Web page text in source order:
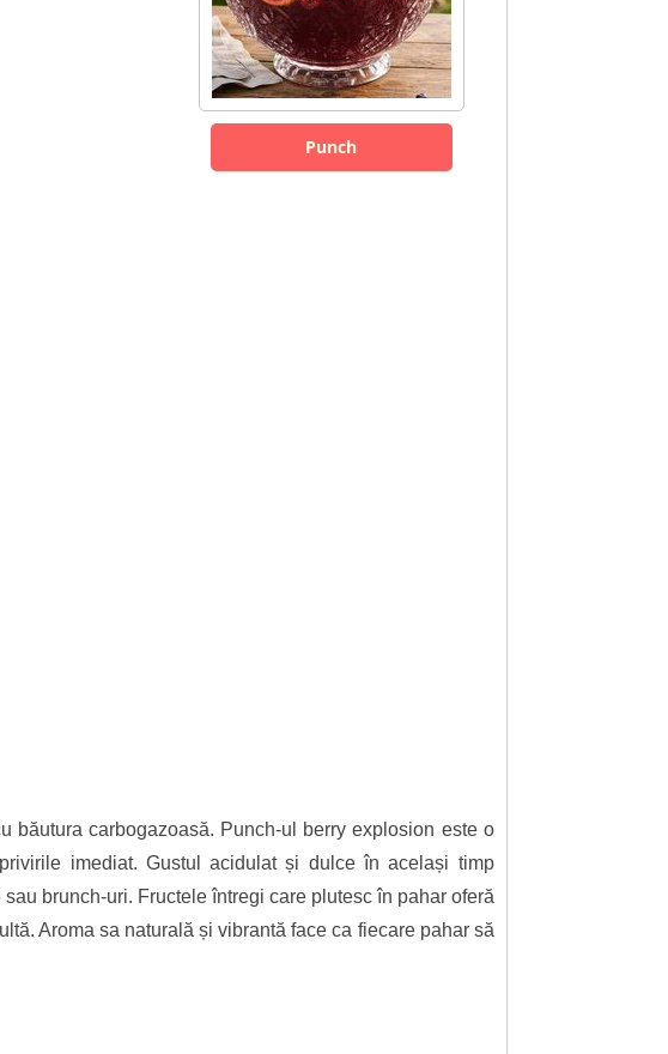
Punch
băutura carbogazoasă. Punch-ul berry explosion este o
imediat. Gustul acidulat și dulce în același timp
brunch-uri. Fructele întregi care plutesc în pahar oferă
Aroma sa naturală și vibrantă face ca fiecare pahar să